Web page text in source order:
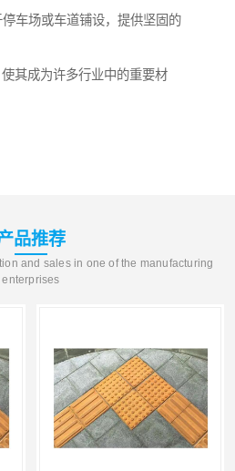
车场或车道铺设，提供坚固的
其成为许多行业中的重要材
品推荐
and sales in one of the manufacturing
enterprises